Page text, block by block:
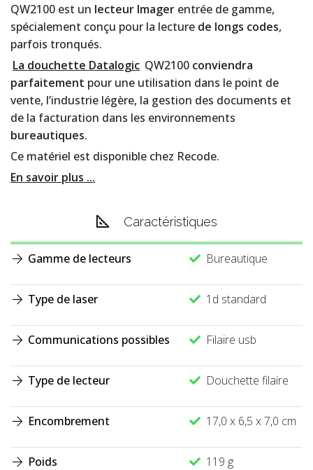
QW2100 est un lecteur Imager entrée de gamme,
spécialement conçu pour la lecture de longs codes,
parfois tronqués.
La douchette Datalogic QW2100 conviendra
parfaitement pour une utilisation dans le point de
vente, l’industrie légère, la gestion des documents et
de la facturation dans les environnements
bureautiques.
Ce matériel est disponible chez Recode.
En savoir plus ...
Caractéristiques
Gamme de lecteurs Bureautique
Type de laser 1d standard
Communications possibles Filaire usb
Type de lecteur Douchette filaire
Encombrement 17,0 x 6,5 x 7,0 cm
Poids 119 g